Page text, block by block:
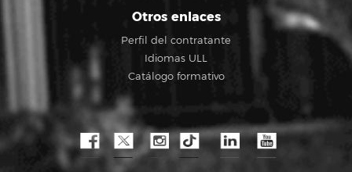
Otros enlaces
Perfil del contratante
Idiomas ULL
Catálogo formativo